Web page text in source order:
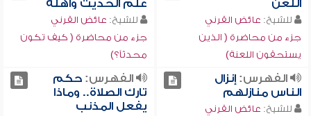
اللعن
للشيخ: عائض القرني
جزء من محاضرة ( الذين
يستحقون اللعنة)
علم الحديث وأهله
للشيخ: عائض القرني
جزء من محاضرة ( كيف تكون
محدثاً؟)
الفهرس:إنزال
الناس منازلهم
للشيخ: عائض القرني
الفهرس:حكم
تارك الصلاة.. وماذا
يفعل المذنب